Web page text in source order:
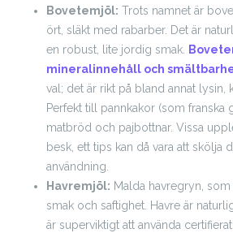
Bovetemjöl: Trots namnet är
ört, släkt med rabarber. Det är
en robust, lite jordig smak.
mineralinnehåll och
val; det är rikt på bland annat lysin,
Perfekt till pannkakor (som franska
matbröd och pajbottnar. Vissa
besk, ett tips kan då vara att skölja
användning.
Havremjöl: Malda havregryn,
smak och saftighet. Havre är
är superviktigt att använda